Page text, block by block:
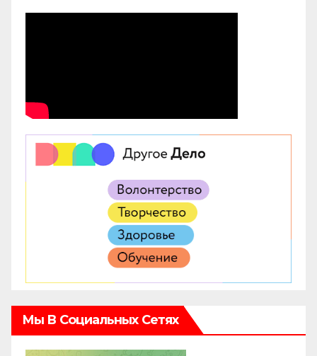
Мы В Социальных Сетях